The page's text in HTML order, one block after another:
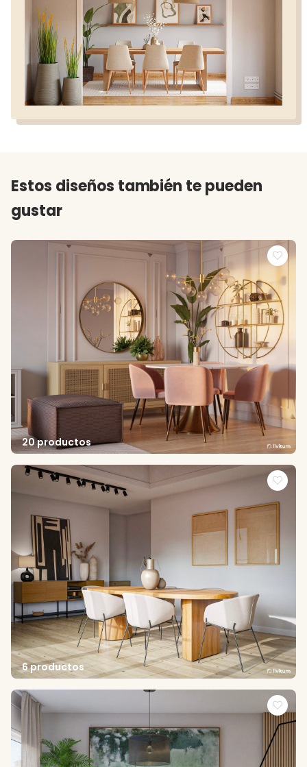
Estos diseños también te pueden
gustar
20 productos
6 productos